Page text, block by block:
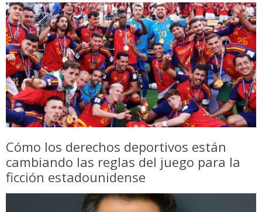
Cómo los derechos deportivos están
cambiando las reglas del juego para la
ficción estadounidense